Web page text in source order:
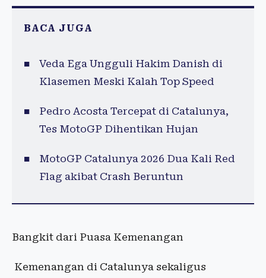
BACA JUGA
Veda Ega Ungguli Hakim Danish di
Klasemen Meski Kalah Top Speed
Pedro Acosta Tercepat di Catalunya,
Tes MotoGP Dihentikan Hujan
MotoGP Catalunya 2026 Dua Kali Red
Flag akibat Crash Beruntun
Bangkit dari Puasa Kemenangan
Kemenangan di Catalunya sekaligus